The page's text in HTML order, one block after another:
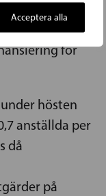
Acceptera alla
har
för
hösten
anställda per
då
på